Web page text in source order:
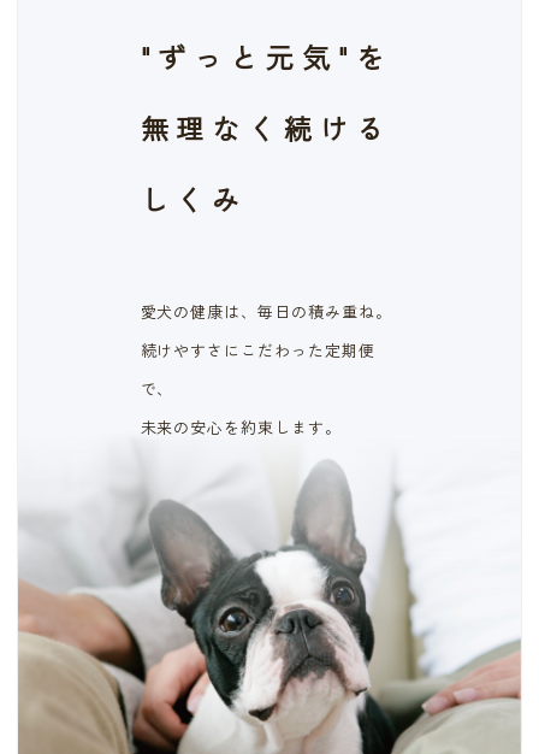
"ずっと元気"を
無理なく続ける
しくみ
愛犬の健康は、毎日の積み重ね。
続けやすさにこだわった定期便
で、
未来の安心を約束します。